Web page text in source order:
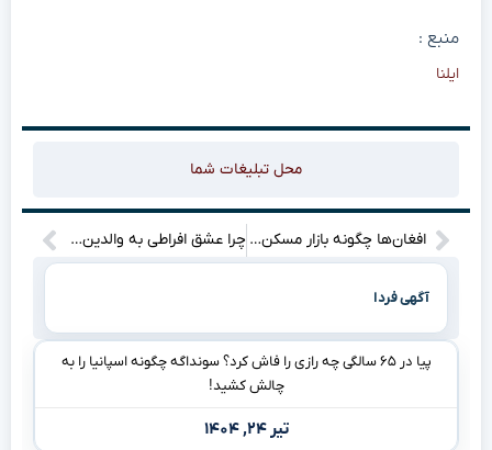
منبع :
ایلنا
محل تبلیغات شما
افغان‌ها چگونه بازار مسکن ایران را زیر پای خود گرفته‌اند؟ چرا عشق افراطی به والدین خشم شما را شعله‌ور می‌کند؟
آگهی فردا
پیا در ۶۵ سالگی چه رازی را فاش کرد؟ سونداگه چگونه اسپانیا را به
چالش کشید!
تیر ۲۴, ۱۴۰۴